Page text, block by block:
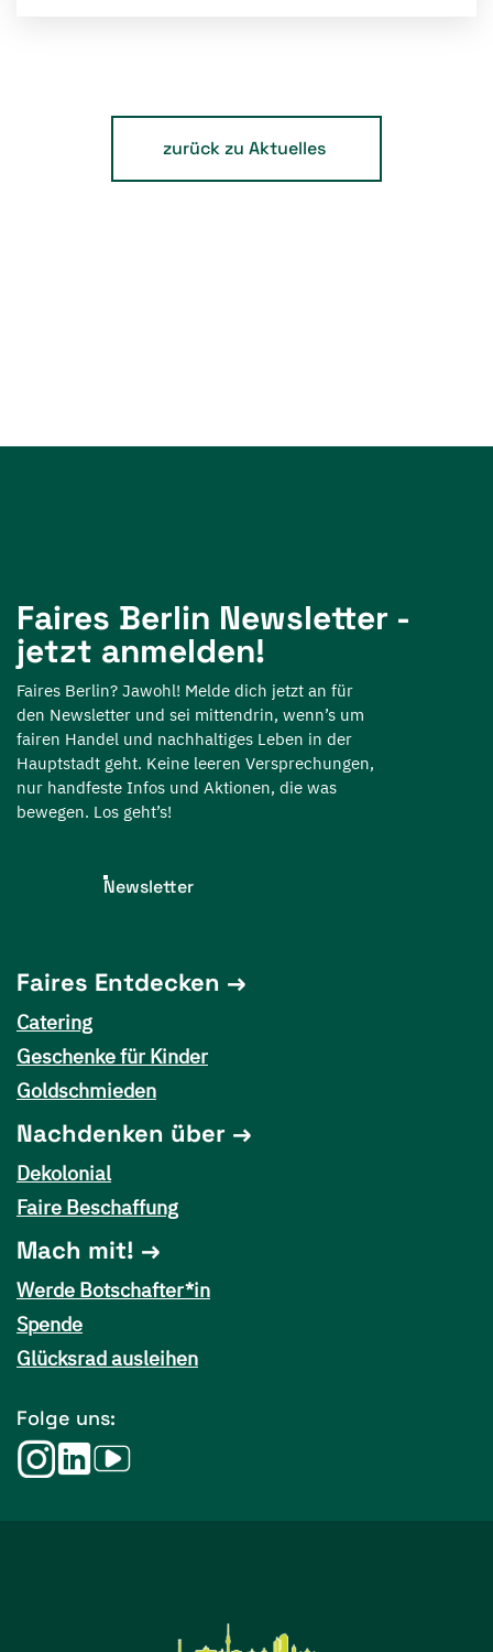
zurück zu Aktuelles
Faires Berlin Newsletter -
jetzt anmelden!
Faires Berlin? Jawohl! Melde dich jetzt an für
den Newsletter und sei mittendrin, wenn’s um
fairen Handel und nachhaltiges Leben in der
Hauptstadt geht. Keine leeren Versprechungen,
nur handfeste Infos und Aktionen, die was
bewegen. Los geht’s!
Newsletter
Faires Entdecken
Catering
Geschenke für Kinder
Goldschmieden
Nachdenken über
Dekolonial
Faire Beschaffung
Mach mit!
Werde Botschafter*in
Spende
Glücksrad ausleihen
Folge uns: